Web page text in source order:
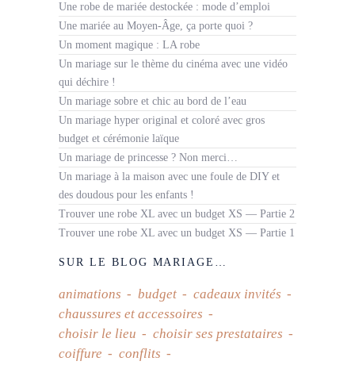
Une robe de mariée destockée : mode d’emploi
Une mariée au Moyen-Âge, ça porte quoi ?
Un moment magique : LA robe
Un mariage sur le thème du cinéma avec une vidéo
qui déchire !
Un mariage sobre et chic au bord de l’eau
Un mariage hyper original et coloré avec gros
budget et cérémonie laïque
Un mariage de princesse ? Non merci…
Un mariage à la maison avec une foule de DIY et
des doudous pour les enfants !
Trouver une robe XL avec un budget XS — Partie 2
Trouver une robe XL avec un budget XS — Partie 1
SUR LE BLOG MARIAGE…
animations budget
cadeaux invités
chaussures et accessoires
choisir le lieu
choisir ses prestataires
coiffure
conflits